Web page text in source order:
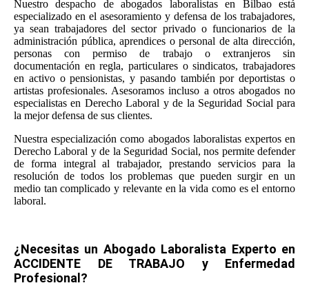
Nuestro despacho de abogados laboralistas en Bilbao está
especializado en el asesoramiento y defensa de los trabajadores,
ya sean trabajadores del sector privado o funcionarios de la
administración pública, aprendices o personal de alta dirección,
personas con permiso de trabajo o extranjeros sin
documentación en regla, particulares o sindicatos, trabajadores
en activo o pensionistas, y pasando también por deportistas o
artistas profesionales. Asesoramos incluso a otros abogados no
especialistas en Derecho Laboral y de la Seguridad Social para
la mejor defensa de sus clientes.
Nuestra especialización como abogados laboralistas expertos en
Derecho Laboral y de la Seguridad Social, nos permite defender
de forma integral al trabajador, prestando servicios para la
resolución de todos los problemas que pueden surgir en un
medio tan complicado y relevante en la vida como es el entorno
laboral.
¿Necesitas un Abogado Laboralista Experto en
ACCIDENTE DE TRABAJO y Enfermedad
Profesional?